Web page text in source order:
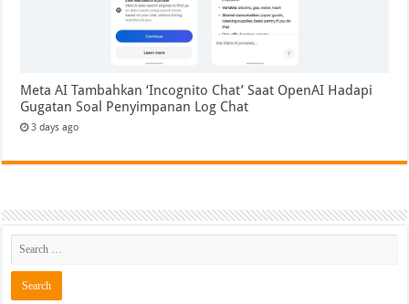
Meta AI Tambahkan ‘Incognito Chat’ Saat OpenAI Hadapi
Gugatan Soal Penyimpanan Log Chat
3 days ago